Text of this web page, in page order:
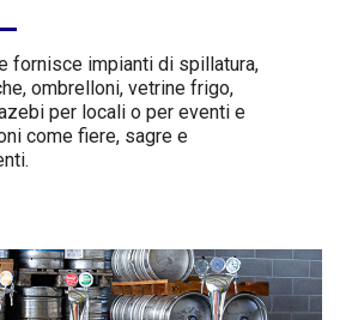
fornisce impianti di spillatura,
ombrelloni, vetrine frigo,
per locali o per eventi e
come fiere, sagre e